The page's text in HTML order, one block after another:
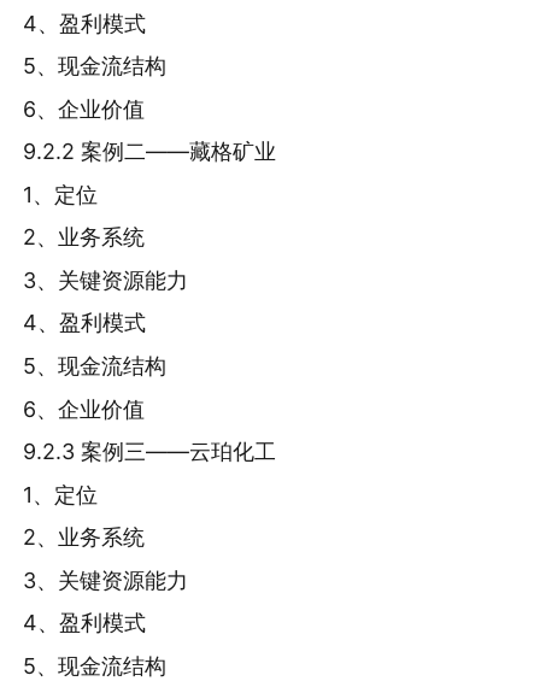
4、盈利模式
5、现金流结构
6、企业价值
9.2.2 案例二——藏格矿业
1、定位
2、业务系统
3、关键资源能力
4、盈利模式
5、现金流结构
6、企业价值
9.2.3 案例三——云珀化工
1、定位
2、业务系统
3、关键资源能力
4、盈利模式
5、现金流结构